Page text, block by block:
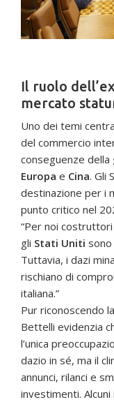
Il ruolo
mercato
Uno dei temi
del commercio
conseguenze della
Europa e Cina. Gli
destinazione per i
punto critico nel
“Per noi
gli Stati Uniti
Tuttavia, i dazi
rischiano di
italiana.”
Pur riconoscendo la
Bettelli evidenzia
l’unica
dazio in sé, ma il
annunci, rilanci e
investimenti.